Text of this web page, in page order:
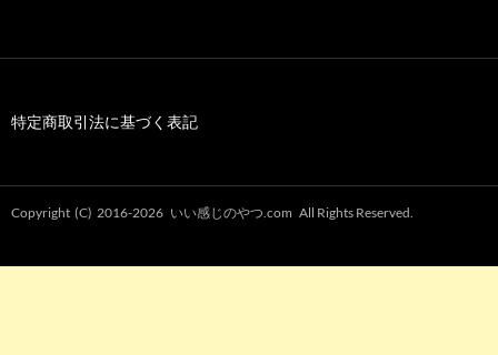
特定商取引法に基づく表記
Copyright (C) 2016-2026 いい感じのやつ.com All Rights Reserved.